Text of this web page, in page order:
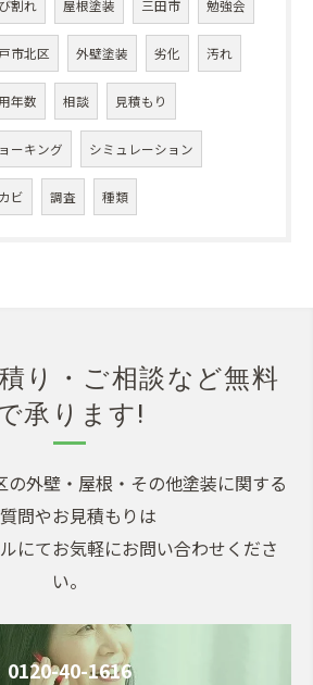
割れ 屋根塗装 三田市 勉強会
市北区 外壁塗装 劣化 汚れ
年数 相談 見積もり
ーキング シミュレーション
ビ 調査 種類
り・ご相談など無料
承ります!
の外壁・屋根・その他塗装に関する
問やお見積もりは
にてお気軽にお問い合わせくださ
い。
0120-40-1616